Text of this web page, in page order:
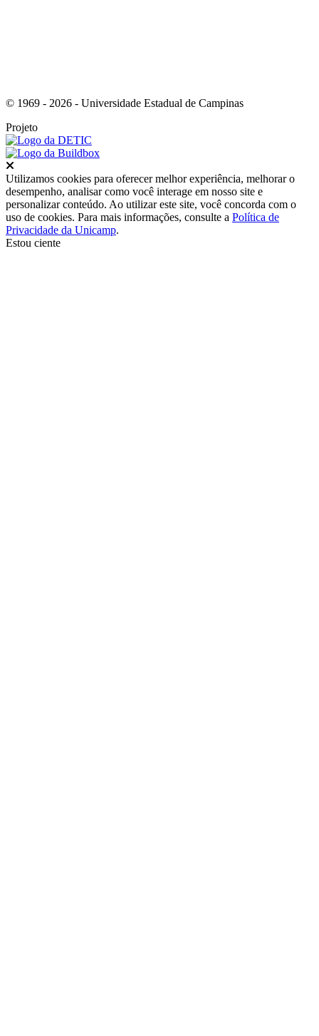
© 1969 - 2026 - Universidade Estadual de Campinas
Projeto
Utilizamos cookies para oferecer melhor experiência, melhorar o
desempenho, analisar como você interage em nosso site e
personalizar conteúdo. Ao utilizar este site, você concorda com o
uso de cookies. Para mais informações, consulte a Política de
Privacidade da Unicamp.
Estou ciente